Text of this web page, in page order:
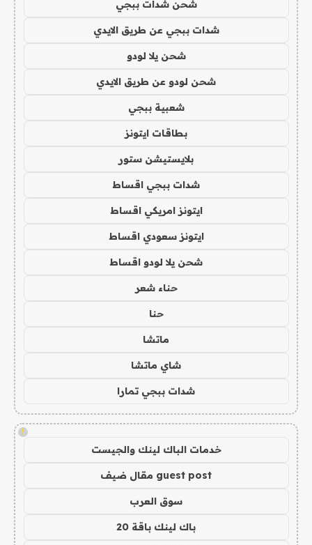
شحن شدات ببجي
شدات ببجي عن طريق الايدي
شحن يلا لودو
شحن لودو عن طريق الايدي
شعبية ببجي
بطاقات ايتونز
بلايستيشن ستور
شدات ببجي اقساط
ايتونز امريكي اقساط
ايتونز سعودي اقساط
شحن يلا لودو اقساط
حناء شعر
حنا
ماتشا
شاي ماتشا
شدات ببجي تمارا
!
خدمات الباك لينك والجيست
guest post مقال ضيف
سوق العرب
باك لينك باقة 20